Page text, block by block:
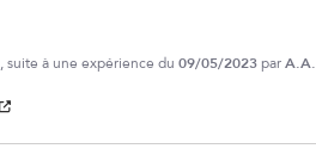
, suite à une expérience du 09/05/2023 parA.A.